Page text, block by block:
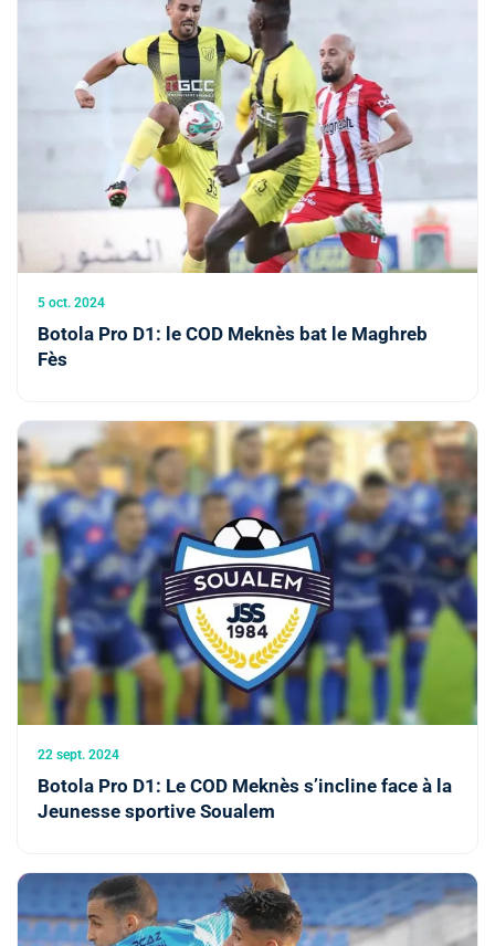
5 oct. 2024
Botola Pro D1: le COD Meknès bat le Maghreb
Fès
22 sept. 2024
Botola Pro D1: Le COD Meknès s’incline face à la
Jeunesse sportive Soualem